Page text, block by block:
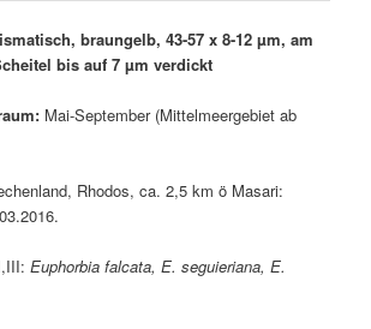
braungelb, 43-57 x 8-12 µm, am
bis auf 7 µm verdickt
Mai-September (Mittelmeergebiet ab
Rhodos, ca. 2,5 km ö Masari:
Euphorbia falcata, E. seguieriana, E.